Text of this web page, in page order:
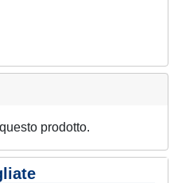
prodotto.